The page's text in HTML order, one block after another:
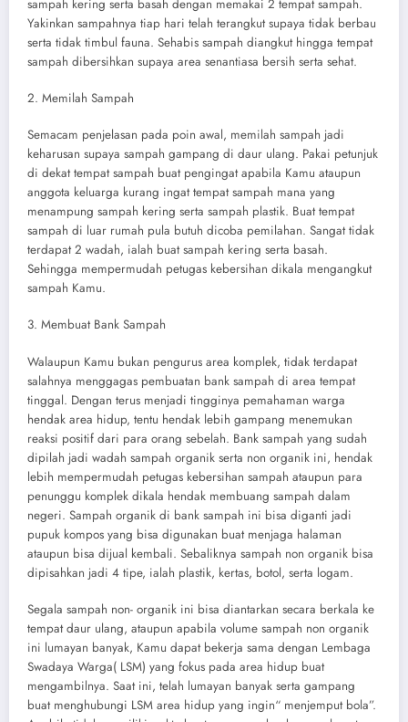
sampah kering serta basah dengan memakai 2 tempat sampah.
Yakinkan sampahnya tiap hari telah terangkut supaya tidak berbau
serta tidak timbul fauna. Sehabis sampah diangkut hingga tempat
sampah dibersihkan supaya area senantiasa bersih serta sehat.
2. Memilah Sampah
Semacam penjelasan pada poin awal, memilah sampah jadi
keharusan supaya sampah gampang di daur ulang. Pakai petunjuk
di dekat tempat sampah buat pengingat apabila Kamu ataupun
anggota keluarga kurang ingat tempat sampah mana yang
menampung sampah kering serta sampah plastik. Buat tempat
sampah di luar rumah pula butuh dicoba pemilahan. Sangat tidak
terdapat 2 wadah, ialah buat sampah kering serta basah.
Sehingga mempermudah petugas kebersihan dikala mengangkut
sampah Kamu.
3. Membuat Bank Sampah
Walaupun Kamu bukan pengurus area komplek, tidak terdapat
salahnya menggagas pembuatan bank sampah di area tempat
tinggal. Dengan terus menjadi tingginya pemahaman warga
hendak area hidup, tentu hendak lebih gampang menemukan
reaksi positif dari para orang sebelah. Bank sampah yang sudah
dipilah jadi wadah sampah organik serta non organik ini, hendak
lebih mempermudah petugas kebersihan sampah ataupun para
penunggu komplek dikala hendak membuang sampah dalam
negeri. Sampah organik di bank sampah ini bisa diganti jadi
pupuk kompos yang bisa digunakan buat menjaga halaman
ataupun bisa dijual kembali. Sebaliknya sampah non organik bisa
dipisahkan jadi 4 tipe, ialah plastik, kertas, botol, serta logam.
Segala sampah non- organik ini bisa diantarkan secara berkala ke
tempat daur ulang, ataupun apabila volume sampah non organik
ini lumayan banyak, Kamu dapat bekerja sama dengan Lembaga
Swadaya Warga( LSM) yang fokus pada area hidup buat
mengambilnya. Saat ini, telah lumayan banyak serta gampang
buat menghubungi LSM area hidup yang ingin“ menjemput bola”.